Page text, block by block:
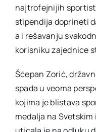
najtrofejnijih
stipendija doprineti
a i rešavanju
korisniku zajednice
Šćepan Zorić,
spada u veoma
kojima je blistava
medalja na